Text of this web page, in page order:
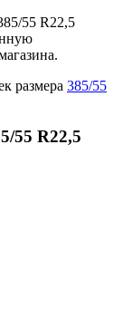
55 R22,5
размера 385/55
55 R22,5